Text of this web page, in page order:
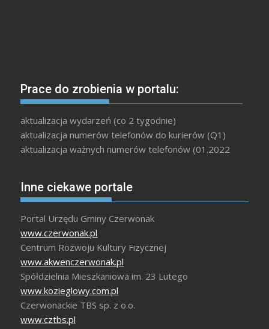
Prace do zrobienia w portalu:
aktualizacja wydarzeń (co 2 tygodnie)
aktualizacja numerów telefonów do kurierów (Q1)
aktualizacja ważnych numerów telefonów (01.2022
Inne ciekawe portale
Portal Urzędu Gminy Czerwonak
www.czerwonak.pl
Centrum Rozwoju Kultury Fizycznej
www.akwenczerwonak.pl
Spółdzielnia Mieszkaniowa im. 23 Lutego
www.kozieglowy.com.pl
Czerwonackie TBS sp. z o.o.
www.cztbs.pl